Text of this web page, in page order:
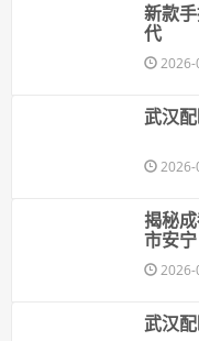
新款
代
2026-
武汉
2026-
揭秘
市安宁
2026-
武汉